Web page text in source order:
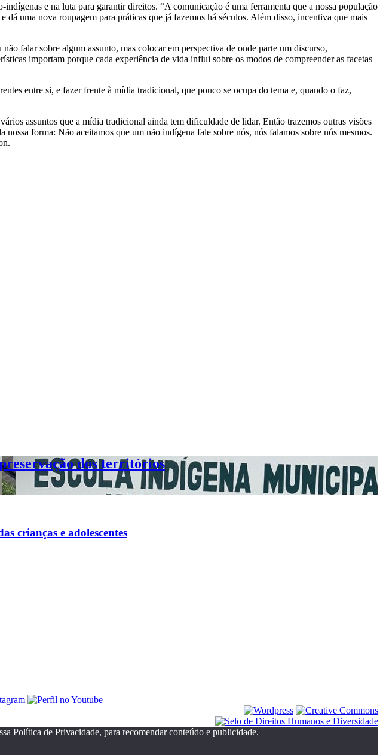
e na luta para garantir direitos. “A comunicação é uma ferramenta que a nossa população
uma nova roupagem para práticas que já fazemos há séculos. Além disso, incentiva que mais
falar sobre algum assunto, mas colocar em perspectiva de onde parte um discurso,
importam porque cada experiência de vida influi sobre os modos de compreender as facetas
entre si, e fazer frente à mídia tradicional, que pouco se ocupa do tema e, quando o faz,
assuntos que a mídia tradicional ainda tem dificuldade de lidar. Então trazemos outras visões
forma: Não aceitamos que um não indígena fale sobre nós, nós falamos sobre nós mesmos.
dos territórios
crianças e adolescentes
Política de Privacidade, para recomendar conteúdo e publicidade.